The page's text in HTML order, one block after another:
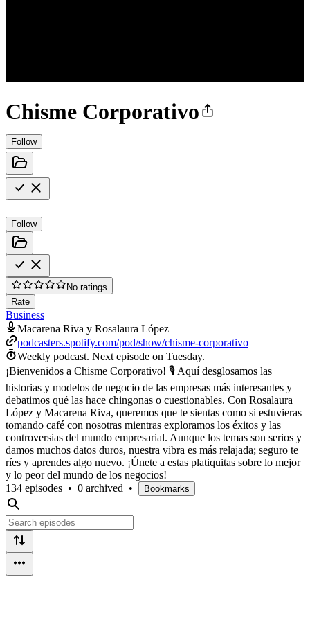
Chisme Corporativo
Follow
Follow
No ratings
Rate
Business
Macarena Riva y Rosalaura López
podcasters.spotify.com/pod/show/chisme-corporativo
Weekly podcast. Next episode on Tuesday.
¡Bienvenidos a Chisme Corporativo! 🎙️ Aquí desglosamos las
historias y modelos de negocio de las empresas más interesantes y
debatimos qué las hace chingonas o cuestionables. Con Rosalaura
López y Macarena Riva, queremos que te sientas como si estuvieras
tomando café con nosotras mientras exploramos los éxitos y las
controversias del mundo empresarial. Aunque los temas son serios y
damos muchos datos duros, nuestra vibra es más relajada; seguro te
ríes y aprendes algo nuevo. ¡Únete a estas platiquitas sobre lo mejor
y lo peor del mundo de los negocios!
134 episodes • 0 archived • Bookmarks